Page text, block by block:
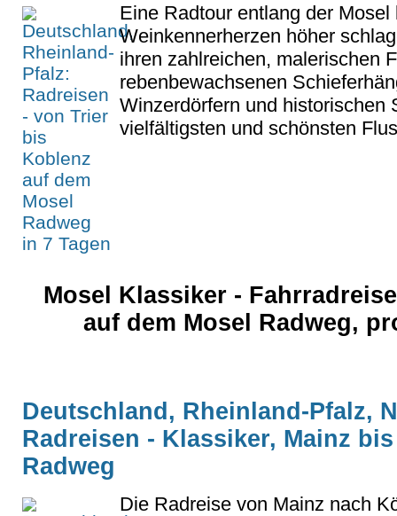
Eine Radtour entlang der Mosel
Weinkennerherzen höher
ihren zahlreichen, malerischen
rebenbewachsenen
Winzerdörfern und historischen
vielfältigsten und schönsten
Mosel Klassiker -
auf dem Mosel Radweg,
Deutschland, Rheinland-Pfalz,
Radreisen - Klassiker, Mainz
Radweg
Die Radreise von Mainz nach